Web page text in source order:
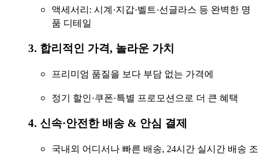
액세서리 : 시계·지갑·벨트·선글라스 등 완벽한 명
품 디테일
3. 합리적인 가격, 놀라운 가치
프리미엄 품질을 보다 부담 없는 가격에
정기 할인·쿠폰·특별 프로모션으로 더 큰 혜택
4. 신속·안전한 배송 & 안심 결제
국내외 어디서나 빠른 배송, 24시간 실시간 배송 조